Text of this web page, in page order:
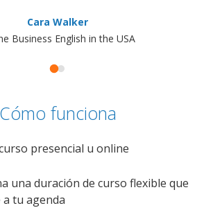
Cara Walker
Business English in the USA
Cómo funciona
presencial u online
una duración de curso flexible que
tu agenda